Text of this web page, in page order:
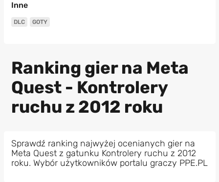
Inne
DLC GOTY
Ranking gier na Meta
Quest - Kontrolery
ruchu z 2012 roku
Sprawdź ranking najwyżej ocenianych gier na
Meta Quest z gatunku Kontrolery ruchu z 2012
roku. Wybór użytkowników portalu graczy PPE.PL